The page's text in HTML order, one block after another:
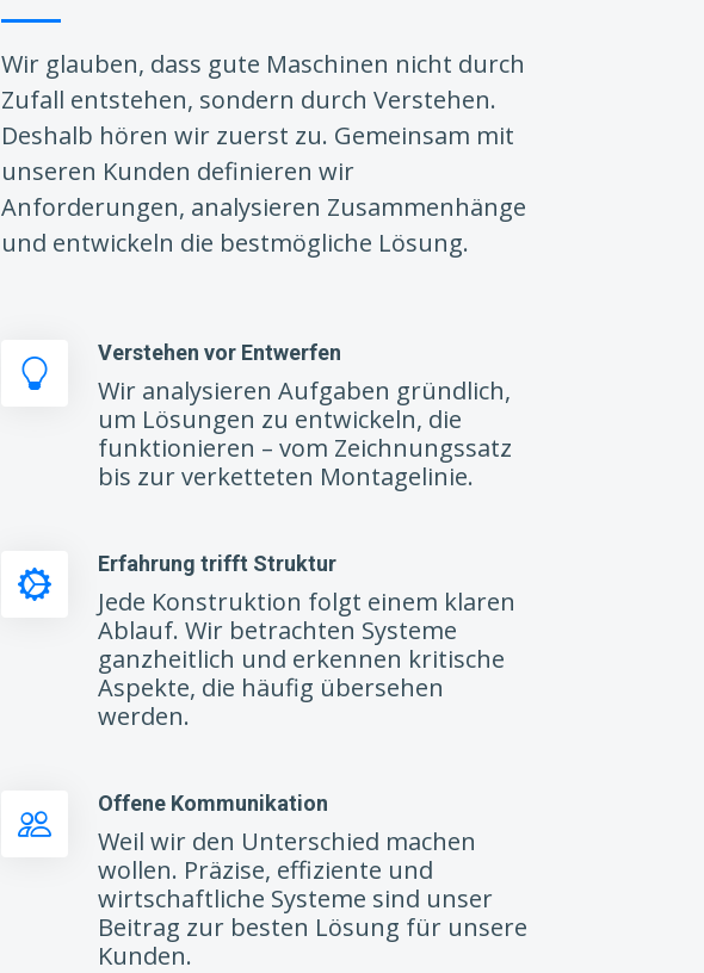
Wir glauben, dass gute Maschinen nicht durch
Zufall entstehen, sondern durch Verstehen.
Deshalb hören wir zuerst zu. Gemeinsam mit
unseren Kunden definieren wir
Anforderungen, analysieren Zusammenhänge
und entwickeln die bestmögliche Lösung.
Verstehen vor Entwerfen
Wir analysieren Aufgaben gründlich,
um Lösungen zu entwickeln, die
funktionieren – vom Zeichnungssatz
bis zur verketteten Montagelinie.
Erfahrung trifft Struktur
Jede Konstruktion folgt einem klaren
Ablauf. Wir betrachten Systeme
ganzheitlich und erkennen kritische
Aspekte, die häufig übersehen
werden.
Offene Kommunikation
Weil wir den Unterschied machen
wollen. Präzise, effiziente und
wirtschaftliche Systeme sind unser
Beitrag zur besten Lösung für unsere
Kunden.